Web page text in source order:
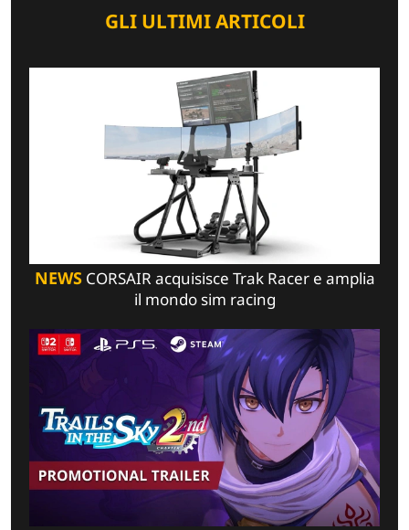
GLI ULTIMI ARTICOLI
NEWSCORSAIR acquisisce Trak Racer e amplia
il mondo sim racing